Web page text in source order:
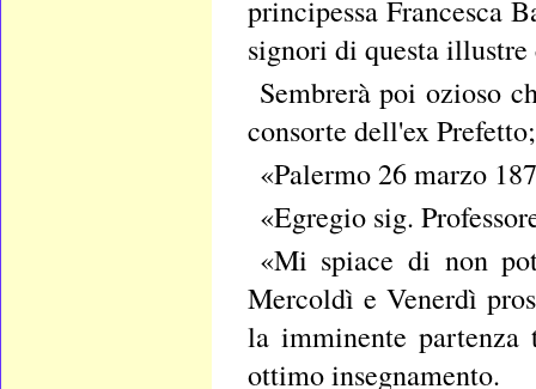
principessa Francesca
signori di questa
Sembrerà poi ozioso
consorte dell'ex
«Palermo 26 marzo
«Egregio sig.
«Mi spiace di non
Mercoldì e Venerdì
la imminente
ottimo insegnamento.